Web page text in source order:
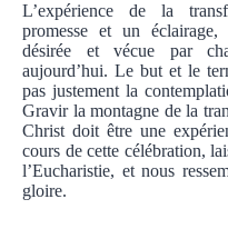
L’expérience de la
promesse et un
désirée et vécue par
aujourd’hui. Le but et le
pas justement la
Gravir la montagne de la
Christ doit être une
cours de cette célébration,
l’Eucharistie, et nous
gloire.